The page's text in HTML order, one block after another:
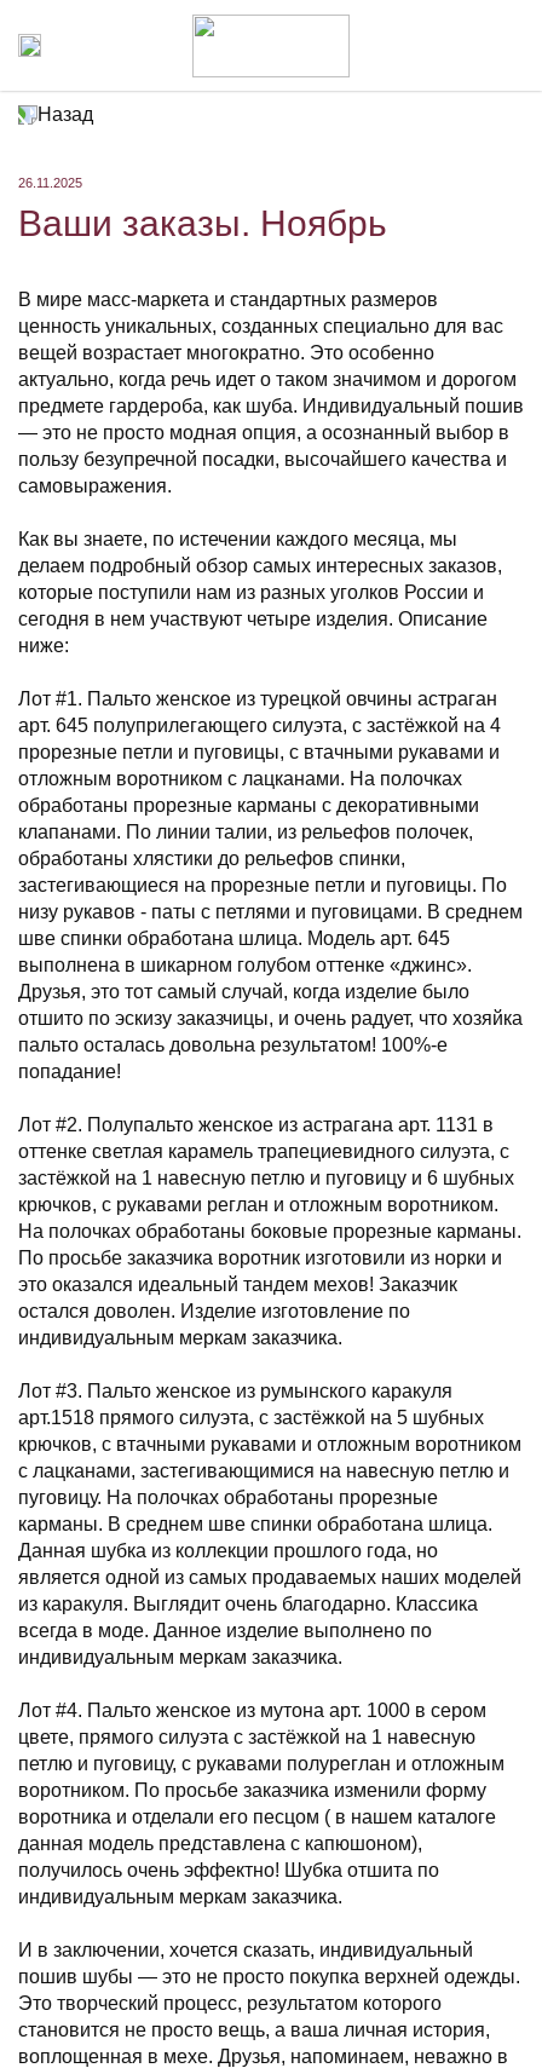
Назад
26.11.2025
Ваши заказы. Ноябрь
В мире масс-маркета и стандартных размеров
ценность уникальных, созданных специально для вас
вещей возрастает многократно. Это особенно
актуально, когда речь идет о таком значимом и дорогом
предмете гардероба, как шуба. Индивидуальный пошив
— это не просто модная опция, а осознанный выбор в
пользу безупречной посадки, высочайшего качества и
самовыражения.
Как вы знаете, по истечении каждого месяца, мы
делаем подробный обзор самых интересных заказов,
которые поступили нам из разных уголков России и
сегодня в нем участвуют четыре изделия. Описание
ниже:
Лот #1. Пальто женское из турецкой овчины астраган
арт. 645 полуприлегающего силуэта, с застёжкой на 4
прорезные петли и пуговицы, с втачными рукавами и
отложным воротником с лацканами. На полочках
обработаны прорезные карманы с декоративными
клапанами. По линии талии, из рельефов полочек,
обработаны хлястики до рельефов спинки,
застегивающиеся на прорезные петли и пуговицы. По
низу рукавов - паты с петлями и пуговицами. В среднем
шве спинки обработана шлица. Модель арт. 645
выполнена в шикарном голубом оттенке «джинс».
Друзья, это тот самый случай, когда изделие было
отшито по эскизу заказчицы, и очень радует, что хозяйка
пальто осталась довольна результатом! 100%-е
попадание!
Лот #2. Полупальто женское из астрагана арт. 1131 в
оттенке светлая карамель трапециевидного силуэта, с
застёжкой на 1 навесную петлю и пуговицу и 6 шубных
крючков, с рукавами реглан и отложным воротником.
На полочках обработаны боковые прорезные карманы.
По просьбе заказчика воротник изготовили из норки и
это оказался идеальный тандем мехов! Заказчик
остался доволен. Изделие изготовление по
индивидуальным меркам заказчика.
Лот #3. Пальто женское из румынского каракуля
арт.1518 прямого силуэта, с застёжкой на 5 шубных
крючков, с втачными рукавами и отложным воротником
с лацканами, застегивающимися на навесную петлю и
пуговицу. На полочках обработаны прорезные
карманы. В среднем шве спинки обработана шлица.
Данная шубка из коллекции прошлого года, но
является одной из самых продаваемых наших моделей
из каракуля. Выглядит очень благодарно. Классика
всегда в моде. Данное изделие выполнено по
индивидуальным меркам заказчика.
Лот #4. Пальто женское из мутона арт. 1000 в сером
цвете, прямого силуэта с застёжкой на 1 навесную
петлю и пуговицу, с рукавами полуреглан и отложным
воротником. По просьбе заказчика изменили форму
воротника и отделали его песцом ( в нашем каталоге
данная модель представлена с капюшоном),
получилось очень эффектно! Шубка отшита по
индивидуальным меркам заказчика.
И в заключении, хочется сказать, индивидуальный
пошив шубы — это не просто покупка верхней одежды.
Это творческий процесс, результатом которого
становится не просто вещь, а ваша личная история,
воплощенная в мехе. Друзья, напоминаем, неважно в